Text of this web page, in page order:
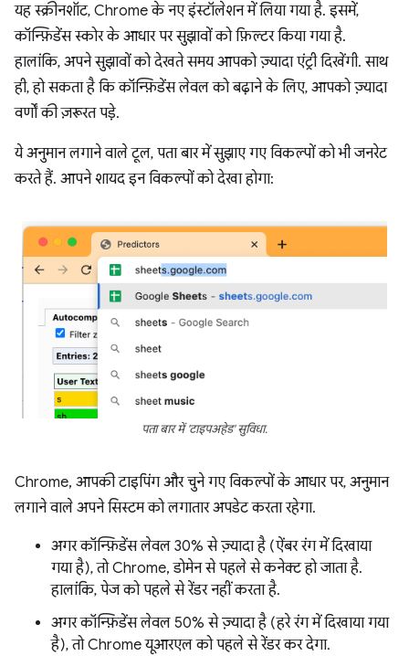
यह स्क्रीनशॉट, Chrome के नए इंस्टॉलेशन में लिया गया है. इसमें,
कॉन्फ़िडेंस स्कोर के आधार पर सुझावों को फ़िल्टर किया गया है.
हालांकि, अपने सुझावों को देखते समय आपको ज़्यादा एंट्री दिखेंगी. साथ
ही, हो सकता है कि कॉन्फ़िडेंस लेवल को बढ़ाने के लिए, आपको ज़्यादा
वर्णों की ज़रूरत पड़े.
ये अनुमान लगाने वाले टूल, पता बार में सुझाए गए विकल्पों को भी जनरेट
करते हैं. आपने शायद इन विकल्पों को देखा होगा:
पता बार में 'टाइपअहेड' सुविधा.
Chrome, आपकी टाइपिंग और चुने गए विकल्पों के आधार पर, अनुमान
लगाने वाले अपने सिस्टम को लगातार अपडेट करता रहेगा.
अगर कॉन्फ़िडेंस लेवल 30% से ज़्यादा है (ऐंबर रंग में दिखाया
गया है), तो Chrome, डोमेन से पहले से कनेक्ट हो जाता है.
हालांकि, पेज को पहले से रेंडर नहीं करता है.
अगर कॉन्फ़िडेंस लेवल 50% से ज़्यादा है (हरे रंग में दिखाया गया
है), तो Chrome यूआरएल को पहले से रेंडर कर देगा.